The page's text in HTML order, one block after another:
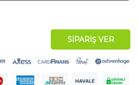
SİPARİŞ VER